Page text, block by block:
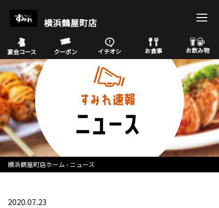
横浜鶴屋町店
宴会コース クーポン イチオシ お食事 お飲み物
横浜鶴屋町店ホーム ニュース
2020.07.23